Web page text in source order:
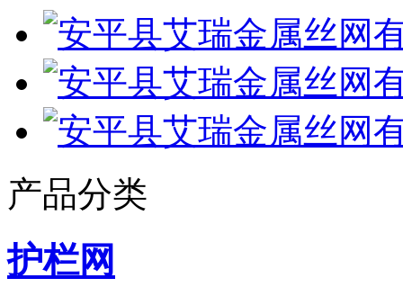
产品分类
护栏网